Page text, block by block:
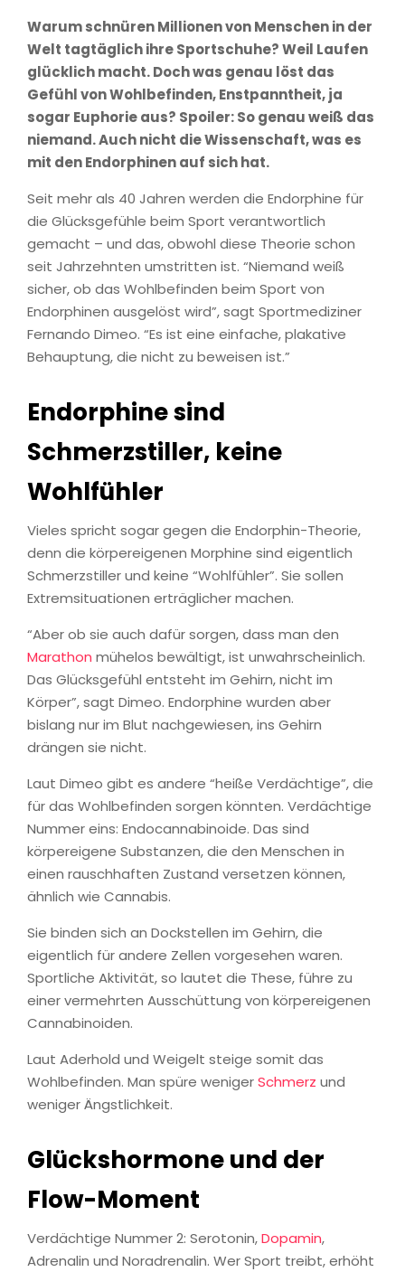
Warum schnüren Millionen von Menschen in der
Welt tagtäglich ihre Sportschuhe? Weil Laufen
glücklich macht. Doch was genau löst das
Gefühl von Wohlbefinden, Enstpanntheit, ja
sogar Euphorie aus? Spoiler: So genau weiß das
niemand. Auch nicht die Wissenschaft, was es
mit den Endorphinen auf sich hat.
Seit mehr als 40 Jahren werden die Endorphine für
die Glücksgefühle beim Sport verantwortlich
gemacht – und das, obwohl diese Theorie schon
seit Jahrzehnten umstritten ist. “Niemand weiß
sicher, ob das Wohlbefinden beim Sport von
Endorphinen ausgelöst wird”, sagt Sportmediziner
Fernando Dimeo. “Es ist eine einfache, plakative
Behauptung, die nicht zu beweisen ist.”
Endorphine sind
Schmerzstiller, keine
Wohlfühler
Vieles spricht sogar gegen die Endorphin-Theorie,
denn die körpereigenen Morphine sind eigentlich
Schmerzstiller und keine “Wohlfühler”. Sie sollen
Extremsituationen erträglicher machen.
“Aber ob sie auch dafür sorgen, dass man den
Marathon mühelos bewältigt, ist unwahrscheinlich.
Das Glücksgefühl entsteht im Gehirn, nicht im
Körper”, sagt Dimeo. Endorphine wurden aber
bislang nur im Blut nachgewiesen, ins Gehirn
drängen sie nicht.
Laut Dimeo gibt es andere “heiße Verdächtige”, die
für das Wohlbefinden sorgen könnten. Verdächtige
Nummer eins: Endocannabinoide. Das sind
körpereigene Substanzen, die den Menschen in
einen rauschhaften Zustand versetzen können,
ähnlich wie Cannabis.
Sie binden sich an Dockstellen im Gehirn, die
eigentlich für andere Zellen vorgesehen waren.
Sportliche Aktivität, so lautet die These, führe zu
einer vermehrten Ausschüttung von körpereigenen
Cannabinoiden.
Laut Aderhold und Weigelt steige somit das
Wohlbefinden. Man spüre wenigerSchmerz und
weniger Ängstlichkeit.
Glückshormone und der
Flow-Moment
Verdächtige Nummer 2: Serotonin,Dopamin,
Adrenalin und Noradrenalin. Wer Sport treibt, erhöht